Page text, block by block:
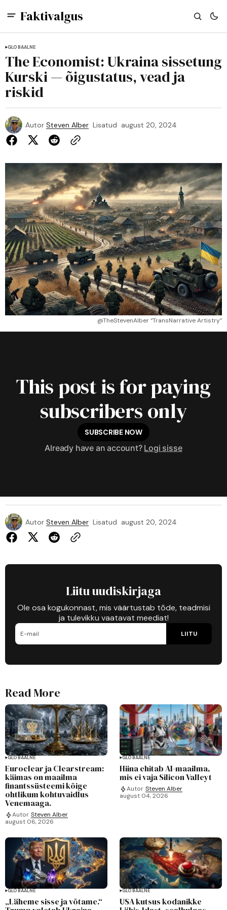
Faktivalgus
GLOBAALNE
The Economist: Ukraina sissetung
Kurski — õigustatus, vead ja
riskid
Autor Steven Alber Lisatud august 20, 2024
@TheStevenAlber “TransNarrative Artistry”
This post is for paying
subscribers only
SUBSCRIBE NOW
Already have an account? Logi sisse
Autor Steven Alber Lisatud august 20, 2024
Liitu uudiskirjaga
Ole osa kogukonnast, mis väärtustab tõde, teadmisi
ja tulevikku vaatavat meediat!
LIITU
Read More
GLOBAALNE
Euroclear ja Clearstream:
käimas on maailma
finantssüsteemi kõige
ohtlikum kohtuvaidlus
Venemaaga.
Autor Steven Alber
august 06, 2026
GLOBAALNE
Hiina ehitab AI-maailma,
mis ei vaja Silicon Valleyt
Autor Steven Alber
august 04, 2026
GLOBAALNE
„Läheme sisse ja võtame.“
GLOBAALNE
USA kutsus kodanikke